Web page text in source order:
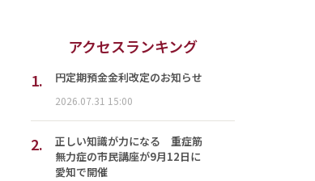
アクセスランキング
1.
円定期預金金利改定のお知らせ
2026.07.31 15:00
2.
正しい知識が力になる 重症筋
無力症の市民講座が9月12日に
愛知で開催